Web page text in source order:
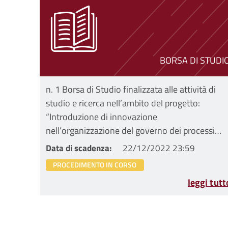
BORSA DI
n. 1 Borsa di Studio finalizzata alle attività di
studio e ricerca nell’ambito del progetto:
“Introduzione di innovazione
nell’organizzazione del governo dei processi
sanitari presso la Direzione Sanitaria”
dell’Istituto Ortopedico Rizzoli di Bologna
Data di scadenza 22/12/2022 23:59
PROCEDIMENTO IN CORSO
leggi